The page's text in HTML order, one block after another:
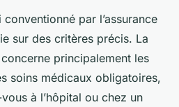
par l’assurance
sur des critères précis. La
principalement les
soins médicaux obligatoires,
à l’hôpital ou chez un